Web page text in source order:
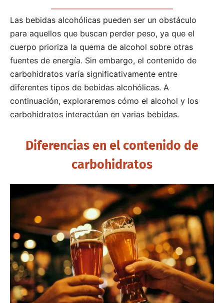
Las bebidas alcohólicas pueden ser un obstáculo
para aquellos que buscan perder peso, ya que el
cuerpo prioriza la quema de alcohol sobre otras
fuentes de energía. Sin embargo, el contenido de
carbohidratos varía significativamente entre
diferentes tipos de bebidas alcohólicas. A
continuación, exploraremos cómo el alcohol y los
carbohidratos interactúan en varias bebidas.
Diferencias en el contenido de
carbohidratos